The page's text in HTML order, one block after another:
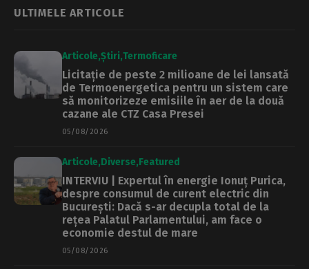
ULTIMELE ARTICOLE
Articole Știri Termoficare
Licitație de peste 2 milioane de lei lansată
de Termoenergetica pentru un sistem care
să monitorizeze emisiile în aer de la două
cazane ale CTZ Casa Presei
05/08/2026
Articole Diverse Featured
INTERVIU | Expertul în energie Ionuț Purica,
despre consumul de curent electric din
București: Dacă s-ar decupla total de la
rețea Palatul Parlamentului, am face o
economie destul de mare
05/08/2026